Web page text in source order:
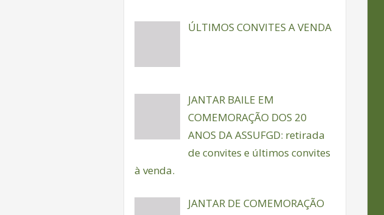
ÚLTIMOS CONVITES A VENDA
JANTAR BAILE EM
COMEMORAÇÃO DOS 20
ANOS DA ASSUFGD: retirada
de convites e últimos convites
à venda.
JANTAR DE COMEMORAÇÃO